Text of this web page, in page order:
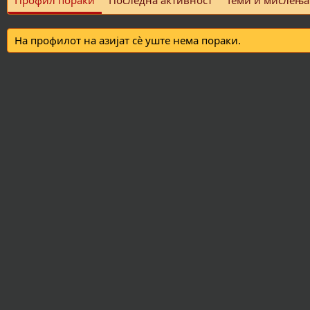
На профилот на азијат сè уште нема пораки.